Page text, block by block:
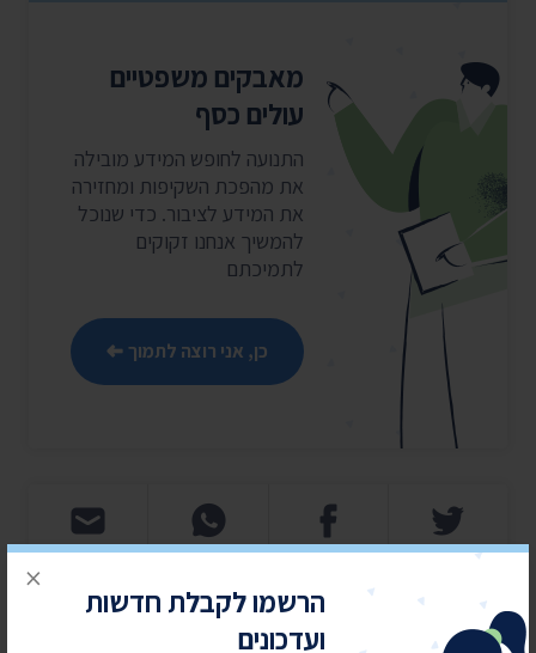
הרשמו לקבלת חדשות
ועדכונים
×
מאבקים משפטיים
עולים כסף
התנועה לחופש המידע מובילה
את מהפכת השקיפות ומחזירה
את המידע לציבור. כדי שנוכל
להמשיך אנחנו זקוקים
לתמיכתם
כן, אני רוצה לתמוך
חדשות אחרונות